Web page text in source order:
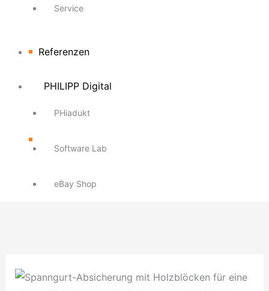
Service
Referenzen
PHILIPP Digital
PHiadukt
Software Lab
eBay Shop